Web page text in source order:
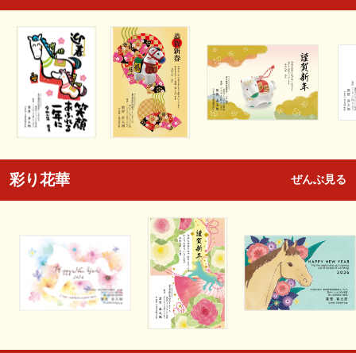
彩り花華 ぜんぶ見る